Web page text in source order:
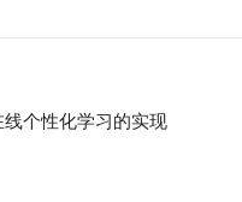
多种反馈和对话渠道，确保
会、调查问卷、意见箱或定
变革过程的宝贵见解。 针
个性化学习的实现